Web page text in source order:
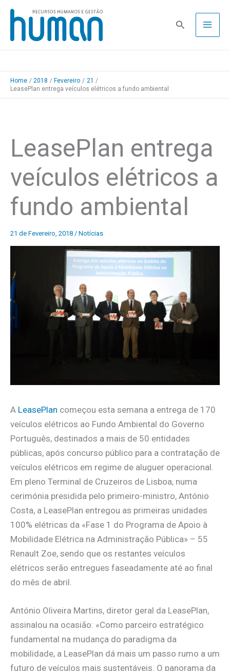
Skip
content
Pesquisa
Home 2018 Fevereiro
21
LeasePlan entrega veículos elétricos a fundo ambiental
LeasePlan entrega
veículos elétricos a
fundo ambiental
21 de Fevereiro, 2018 / Notícias
A LeasePlan começou esta semana a entrega de 170
veículos elétricos ao Fundo Ambiental do Governo
Português, destinados a mais de 50 entidades
públicas, após concurso público para a contratação de
veículos elétricos em regime de aluguer operacional.
Em pleno Terminal de Cruzeiros de Lisboa, numa
cerimónia presidida pelo primeiro-ministro, António
Costa, a LeasePlan entregou as primeiras unidades
100% elétricas da «Fase 1 do Programa de Apoio à
Mobilidade Elétrica na Administração Pública» – 55
Renault Zoe, sendo que os restantes veículos
elétricos serão entregues faseadamente até ao final
do mês de abril.
António Oliveira Martins, diretor geral da LeasePlan,
assinalou na ocasião: «Como parceiro estratégico
fundamental na mudança do paradigma da
mobilidade, a LeasePlan dá mais um passo rumo a um
futuro de veículos mais sustentáveis. O panorama da